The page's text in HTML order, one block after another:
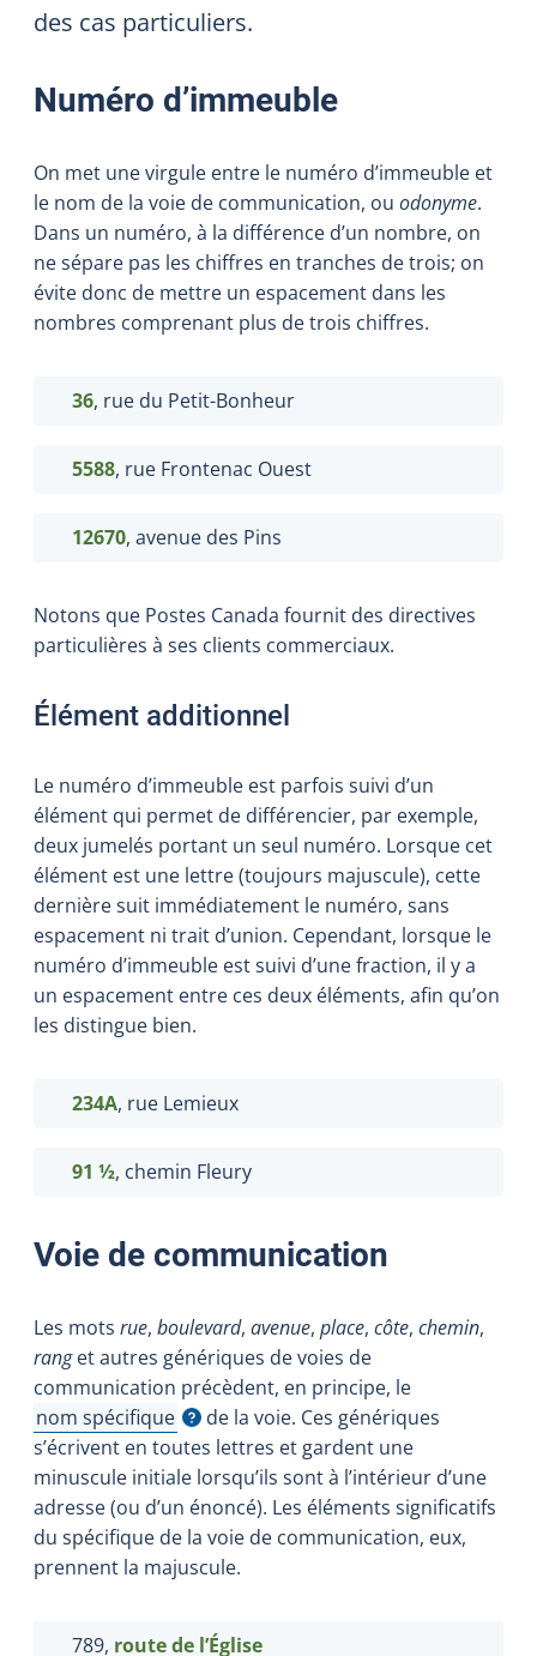
des cas particuliers.
Numéro d’immeuble
On met une virgule entre le numéro d’immeuble et
le nom de la voie de communication, ou odonyme.
Dans un numéro, à la différence d’un nombre, on
ne sépare pas les chiffres en tranches de trois; on
évite donc de mettre un espacement dans les
nombres comprenant plus de trois chiffres.
36, rue du Petit-Bonheur
5588, rue Frontenac Ouest
12670, avenue des Pins
Notons que Postes Canada fournit des directives
particulières à ses clients commerciaux.
Élément additionnel
Le numéro d’immeuble est parfois suivi d’un
élément qui permet de différencier, par exemple,
deux jumelés portant un seul numéro. Lorsque cet
élément est une lettre (toujours majuscule), cette
dernière suit immédiatement le numéro, sans
espacement ni trait d’union. Cependant, lorsque le
numéro d’immeuble est suivi d’une fraction, il y a
un espacement entre ces deux éléments, afin qu’on
les distingue bien.
234A, rue Lemieux
91 ½, chemin Fleury
Voie de communication
Les mots rue, boulevard, avenue, place, côte, chemin,
ranget autres génériques de voies de
communication précèdent, en principe, le
nom spécifique
Afficher l'infobullede la voie. Ces génériques
s’écrivent en toutes lettres et gardent une
minuscule initiale lorsqu’ils sont à l’intérieur d’une
adresse (ou d’un énoncé). Les éléments significatifs
du spécifique de la voie de communication, eux,
prennent la majuscule.
789, route de l’Église